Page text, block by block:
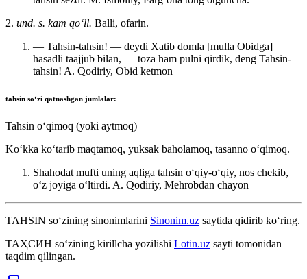
2. und. s. kam qoʻll. Balli, ofarin.
— Tahsin-tahsin! — deydi Xatib domla [mulla Obidga]
hasadli taajjub bilan, — toza ham pulni qirdik, deng Tahsin-
tahsin! A. Qodiriy, Obid ketmon
tahsin soʻzi qatnashgan jumlalar:
Tahsin oʻqimoq (yoki aytmoq)
Koʻkka koʻtarib maqtamoq, yuksak baholamoq, tasanno oʻqimoq.
Shahodat mufti uning aqliga tahsin oʻqiy-oʻqiy, nos chekib,
oʻz joyiga oʻltirdi. A. Qodiriy, Mehrobdan chayon
TAHSIN so‘zining sinonimlarini Sinonim.uz saytida qidirib ko‘ring.
ТАҲСИН so‘zining kirillcha yozilishi Lotin.uz sayti tomonidan
taqdim qilingan.